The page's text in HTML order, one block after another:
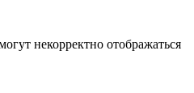
некорректно отображаться